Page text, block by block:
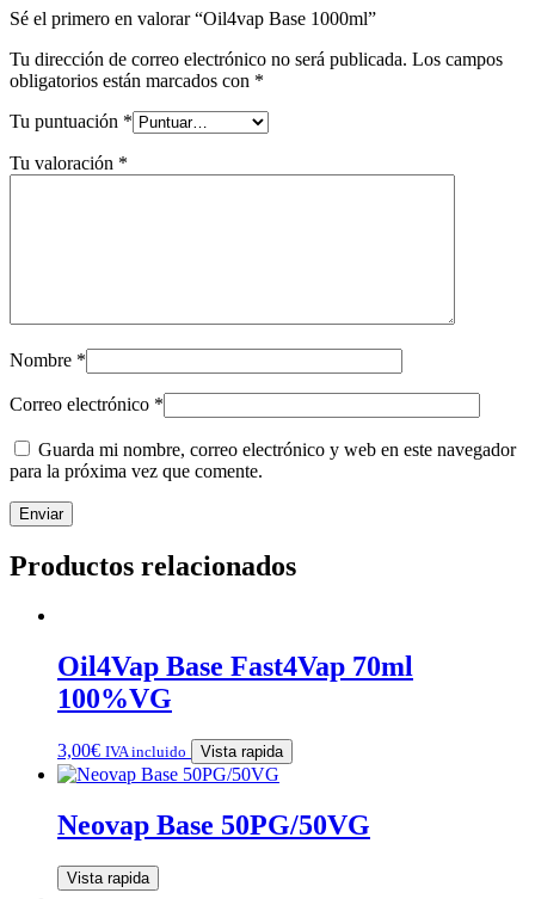
Sé el primero en valorar “Oil4vap Base 1000ml”
Tu dirección de correo electrónico no será publicada. Los campos
obligatorios están marcados con *
Tu puntuación *
Tu valoración *
Nombre *
Correo electrónico *
Guarda mi nombre, correo electrónico y web en este navegador
para la próxima vez que comente.
Productos relacionados
Oil4Vap Base Fast4Vap 70ml
100%VG
3,00€ IVA incluido Vista rapida
Neovap Base 50PG/50VG
Vista rapida